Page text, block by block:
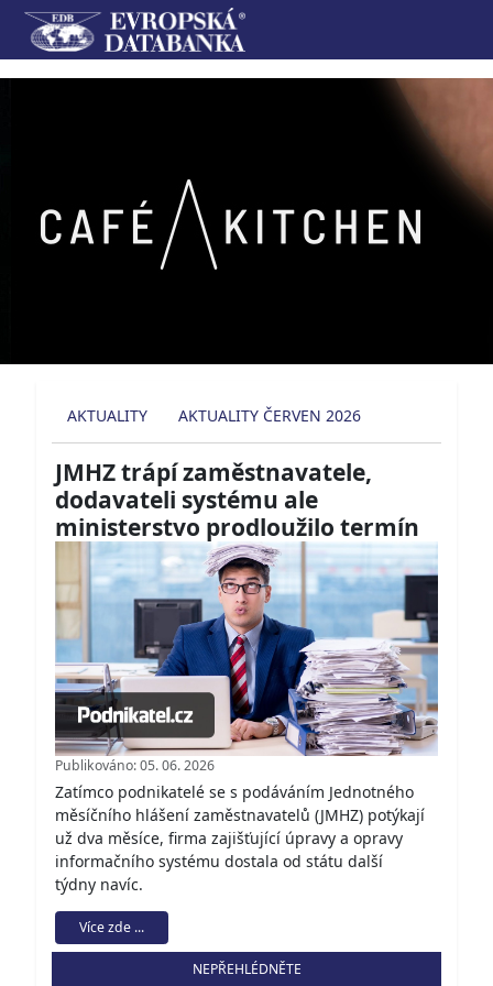
AKTUALITY AKTUALITY ČERVEN 2026
JMHZ trápí zaměstnavatele,
dodavateli systému ale
ministerstvo prodloužilo termín
Publikováno: 05. 06. 2026
Zatímco podnikatelé se s podáváním Jednotného
měsíčního hlášení zaměstnavatelů (JMHZ) potýkají
už dva měsíce, firma zajišťující úpravy a opravy
informačního systému dostala od státu další
týdny navíc.
Více zde ...
NEPŘEHLÉDNĚTE